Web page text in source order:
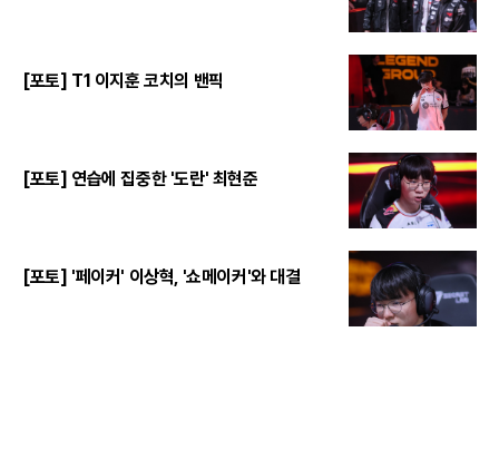
[포토] T1 이지훈 코치의 밴픽
[포토] 연습에 집중한 '도란' 최현준
[포토] '페이커' 이상혁, '쇼메이커'와 대결